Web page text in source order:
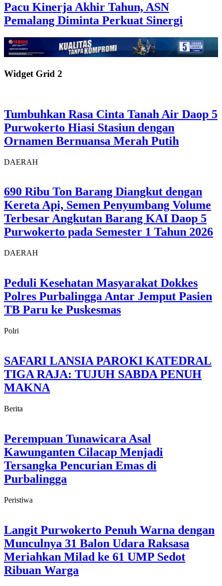
Pacu Kinerja Akhir Tahun, ASN
Pemalang Diminta Perkuat Sinergi
Widget Grid 2
Tumbuhkan Rasa Cinta Tanah Air Daop 5
Purwokerto Hiasi Stasiun dengan
Ornamen Bernuansa Merah Putih
DAERAH
690 Ribu Ton Barang Diangkut dengan
Kereta Api, Semen Penyumbang Volume
Terbesar Angkutan Barang KAI Daop 5
Purwokerto pada Semester 1 Tahun 2026
DAERAH
Peduli Kesehatan Masyarakat Dokkes
Polres Purbalingga Antar Jemput Pasien
TB Paru ke Puskesmas
Polri
SAFARI LANSIA PAROKI KATEDRAL
TIGA RAJA: TUJUH SABDA PENUH
MAKNA
Berita
Perempuan Tunawicara Asal
Kawunganten Cilacap Menjadi
Tersangka Pencurian Emas di
Purbalingga
Peristiwa
Langit Purwokerto Penuh Warna dengan
Munculnya 31 Balon Udara Raksasa
Meriahkan Milad ke 61 UMP Sedot
Ribuan Warga